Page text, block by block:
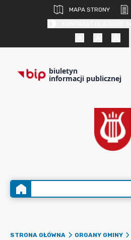
MAPA STRONY
biuletyn
informacji publicznej
STRONA GŁÓWNA ORGANY GMINY